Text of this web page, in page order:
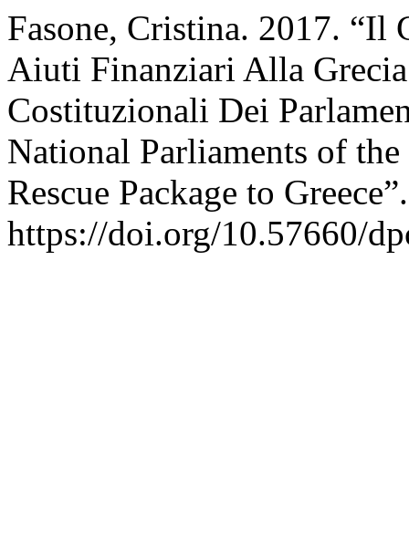
Fasone, Cristina. 2017. “Il
Aiuti Finanziari Alla
Costituzionali Dei
National Parliaments of
Rescue Package to
https://doi.org/10.57660/